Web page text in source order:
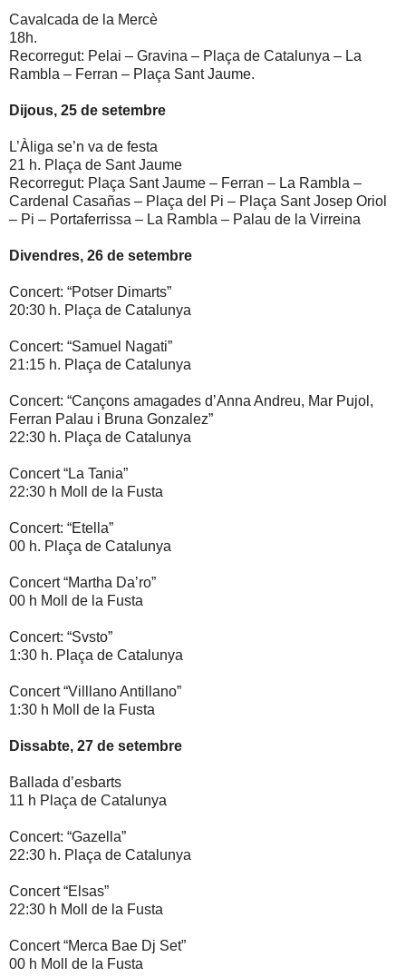
Cavalcada de la Mercè
18h.
Recorregut: Pelai – Gravina – Plaça de Catalunya – La
Rambla – Ferran – Plaça Sant Jaume.
Dijous, 25 de setembre
L’Àliga se’n va de festa
21 h. Plaça de Sant Jaume
Recorregut: Plaça Sant Jaume – Ferran – La Rambla –
Cardenal Casañas – Plaça del Pi – Plaça Sant Josep Oriol
– Pi – Portaferrissa – La Rambla – Palau de la Virreina
Divendres, 26 de setembre
Concert: “Potser Dimarts”
20:30 h. Plaça de Catalunya
Concert: “Samuel Nagati”
21:15 h. Plaça de Catalunya
Concert: “Cançons amagades d’Anna Andreu, Mar Pujol,
Ferran Palau i Bruna Gonzalez”
22:30 h. Plaça de Catalunya
Concert “La Tania”
22:30 h Moll de la Fusta
Concert: “Etella”
00 h. Plaça de Catalunya
Concert “Martha Da’ro”
00 h Moll de la Fusta
Concert: “Svsto”
1:30 h. Plaça de Catalunya
Concert “Villlano Antillano”
1:30 h Moll de la Fusta
Dissabte, 27 de setembre
Ballada d’esbarts
11 h Plaça de Catalunya
Concert: “Gazella”
22:30 h. Plaça de Catalunya
Concert “Elsas”
22:30 h Moll de la Fusta
Concert “Merca Bae Dj Set”
00 h Moll de la Fusta